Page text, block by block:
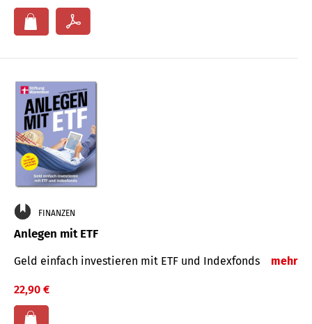
FINANZEN
Anlegen mit ETF
Geld einfach investieren mit ETF und Indexfonds mehr
22,90 €